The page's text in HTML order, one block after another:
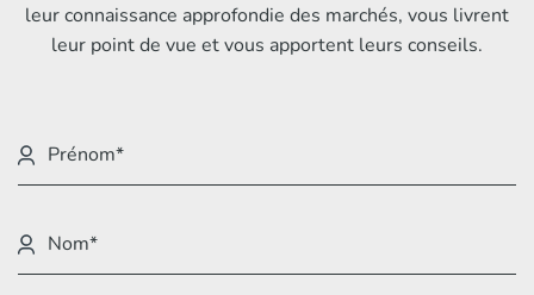
leur connaissance approfondie des marchés, vous livrent
leur point de vue et vous apportent leurs conseils.